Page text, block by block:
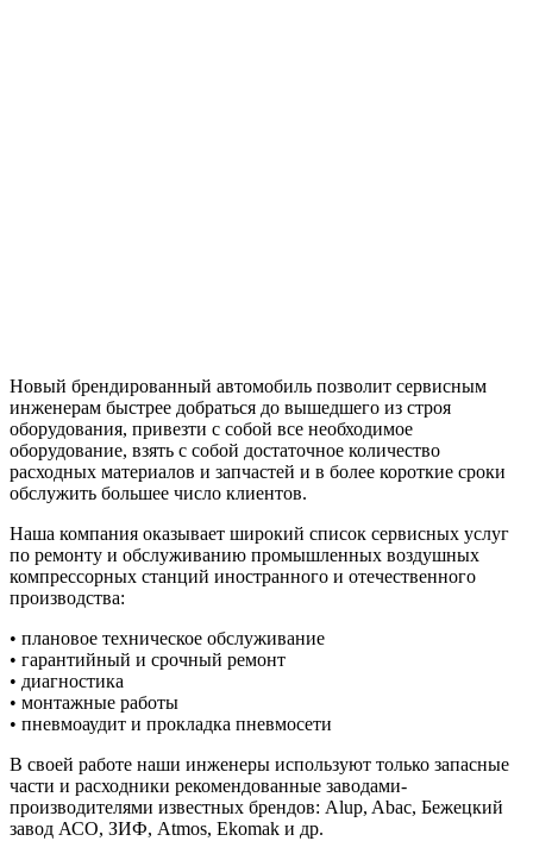
Новый брендированный автомобиль позволит сервисным
инженерам быстрее добраться до вышедшего из строя
оборудования, привезти с собой все необходимое
оборудование, взять с собой достаточное количество
расходных материалов и запчастей и в более короткие сроки
обслужить большее число клиентов.
Наша компания оказывает широкий список сервисных услуг
по ремонту и обслуживанию промышленных воздушных
компрессорных станций иностранного и отечественного
производства:
• плановое техническое обслуживание
• гарантийный и срочный ремонт
• диагностика
• монтажные работы
• пневмоаудит и прокладка пневмосети
В своей работе наши инженеры используют только запасные
части и расходники рекомендованные заводами-
производителями известных брендов: Alup, Abac, Бежецкий
завод АСО, ЗИФ, Atmos, Ekomak и др.